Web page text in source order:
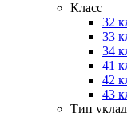
Класс
32
33
34
41
42
43
Тип